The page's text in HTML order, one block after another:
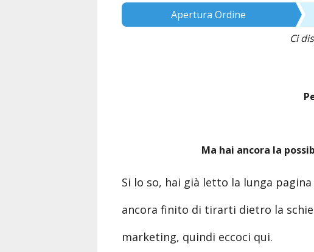
Apertura Ordine
Ci
Ma hai ancora la
Si lo so, hai già letto la lunga
ancora finito di tirarti dietro la
marketing, quindi eccoci qui.